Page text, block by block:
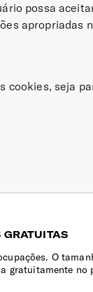
possa
apropriadas
cookies, seja
GRATUITAS
O
gratuitamente no